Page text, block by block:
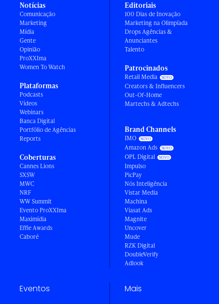
Notícias
Comunicação
Marketing
Mídia
Gente
Opinião
ProXXIma
Women To Watch
Plataformas
Podcasts
Vídeos
Webinars
Banca Digital
Portfólio de Agências
Reports
Coberturas
Cannes Lions
SXSW
MWC
NRF
WW Summit
Evento ProXXIma
Maximídia
Effie Awards
Caboré
Editoriais
100 Dias de Inovação
Marketing na Olimpíada
Drops Agências &
Anunciantes
Talento
Patrocinados
Retail Media
Creators & Influencers
Out-Of-Home
Martechs & Adtechs
Brand Channels
IMO
Amazon Ads
OPL Digital
Impulso
PicPay
Nós Inteligência
Vistar Media
Machina
Viasat Ads
Magnite
Uncover
Mude
RZK Digital
DoubleVerify
Adlook
Eventos Mais